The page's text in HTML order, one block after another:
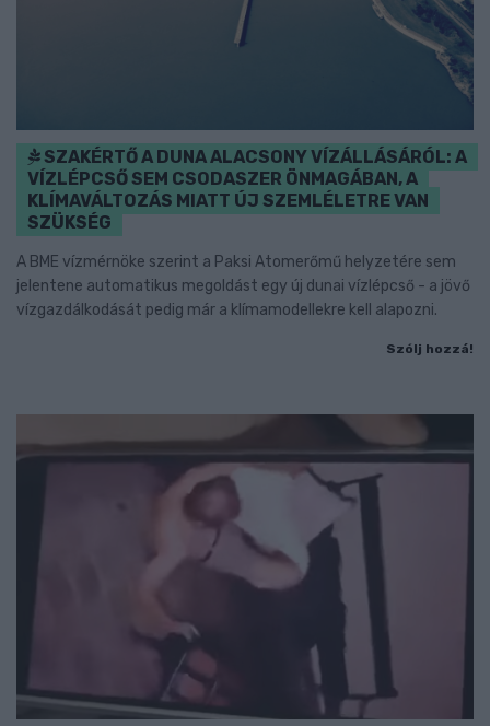
SZAKÉRTŐ A DUNA ALACSONY VÍZÁLLÁSÁRÓL: A
VÍZLÉPCSŐ SEM CSODASZER ÖNMAGÁBAN, A
KLÍMAVÁLTOZÁS MIATT ÚJ SZEMLÉLETRE VAN
SZÜKSÉG
A BME vízmérnöke szerint a Paksi Atomerőmű helyzetére sem
jelentene automatikus megoldást egy új dunai vízlépcső - a jövő
vízgazdálkodását pedig már a klímamodellekre kell alapozni.
Szólj hozzá!